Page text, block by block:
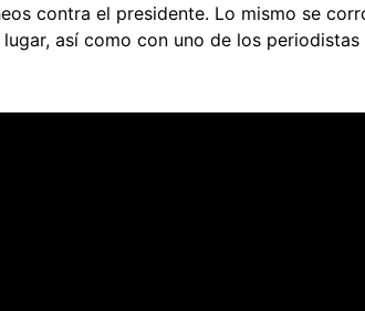
contra el presidente. Lo mismo se
así como con uno de los periodistas